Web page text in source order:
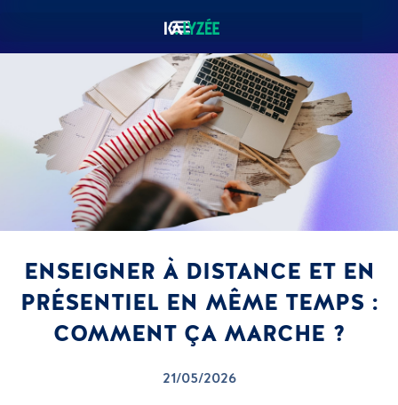
ENSEIGNER À DISTANCE ET EN
PRÉSENTIEL EN MÊME TEMPS :
COMMENT ÇA MARCHE ?
21/05/2026